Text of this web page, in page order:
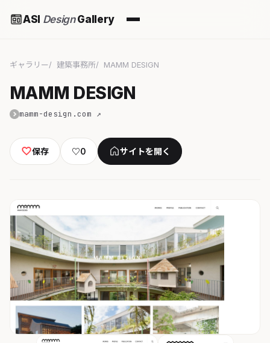
ASI DesignGallery
ギャラリー 建築事務所 MAMM DESIGN
MAMM DESIGN
mamm-design.com ↗
保存 ♡0 サイトを開く